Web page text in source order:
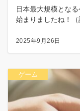
日本最大規模とな
始まりましたね！（
2025年9月26日
ゲーム